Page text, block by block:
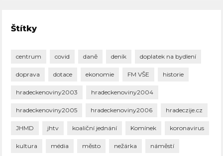
Štítky
centrum covid daně deník doplatek na bydlení
doprava dotace ekonomie FM VŠE historie
hradeckenoviny2003 hradeckenoviny2004
hradeckenoviny2005 hradeckenoviny2006 hradeczije.cz
JHMD jhtv koaliční jednání Komínek koronavirus
kultura média město nežárka náměstí